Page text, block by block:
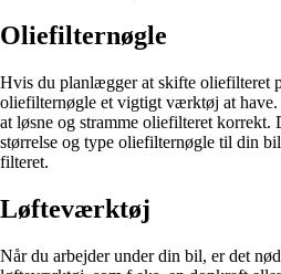
Oliefilternøgle
Hvis du planlægger at skifte oliefilteret
oliefilternøgle et vigtigt værktøj at
at løsne og stramme oliefilteret korrekt.
størrelse og type oliefilternøgle til din
filteret.
Løfteværktøj
Når du arbejder under din bil, er det